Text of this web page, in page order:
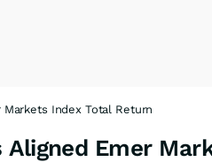
Markets Index Total Return
Aligned Emer